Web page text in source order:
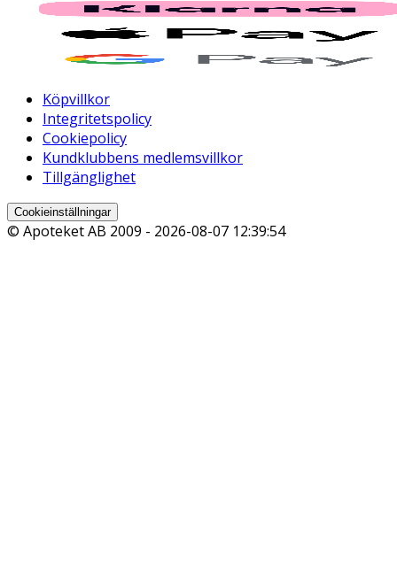
Köpvillkor
Integritetspolicy
Cookiepolicy
Kundklubbens medlemsvillkor
Tillgänglighet
Cookieinställningar
© Apoteket AB 2009 - 2026-08-07 12:39:54